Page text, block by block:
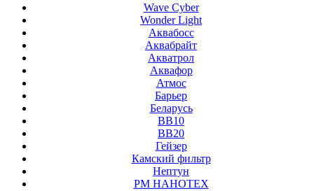
Wave Cyber
Wonder Light
Аквабосс
Аквабрайт
Акватрол
Аквафор
Атмос
Барьер
Беларусь
ВВ10
ВВ20
Гейзер
Камский фильтр
Нептун
РМ НАНОТЕХ